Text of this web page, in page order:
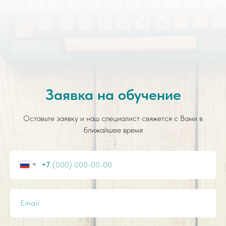
Заявка на обучение
Оставьте заявку и наш специалист свяжется с Вами в
ближайшее время
+7
Email